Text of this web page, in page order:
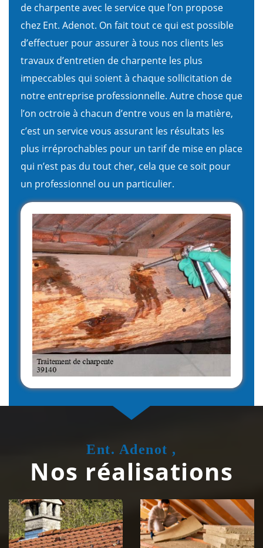
de charpente avec le service que l’on propose
chez Ent. Adenot. On fait tout ce qui est possible
d’effectuer pour assurer à tous nos clients les
travaux d’entretien de charpente les plus
impeccables qui soient à chaque sollicitation de
notre entreprise professionnelle. Autre chose que
l’on octroie à chacun d’entre vous en la matière,
c’est un service vous assurant les résultats les
plus irréprochables pour un tarif de mise en place
qui n’est pas du tout cher, cela que ce soit pour
un professionnel ou un particulier.
Ent. Adenot ,
Nos réalisations
Couvreur
zingueur 39
Jura
Isolation de
toiture 39
Jura